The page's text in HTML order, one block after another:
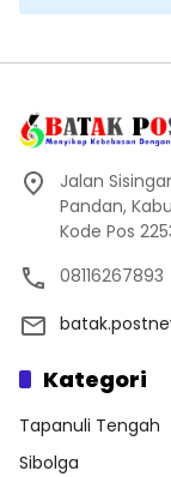
Jalan
Pandan,
Kode Pos
08116267893
Kategori
Tapanuli Tengah
Sibolga